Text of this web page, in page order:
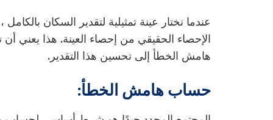
عندما نختار عينة تمثيلية لتقدير السكان
الإحصاء الحقيقي من إحصاء العينة. هذا يعني
هامش الخطأ إلى تحسين هذا التقدير.
حساب هامش الخطأ: